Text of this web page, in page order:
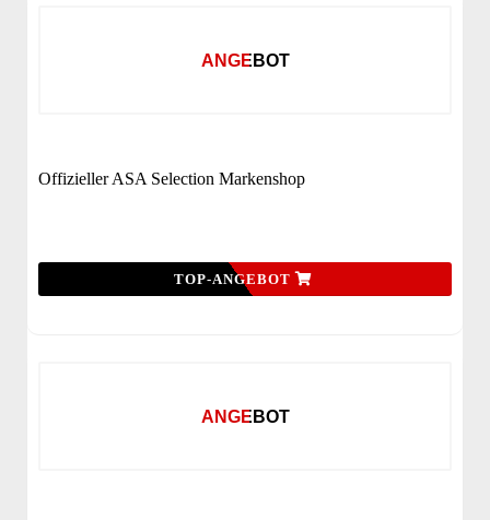
ANGEBOT
Offizieller ASA Selection Markenshop
TOP-ANGEBOT
ANGEBOT